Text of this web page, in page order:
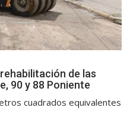
de las
90 y 88 Poniente
cuadrados equivalentes